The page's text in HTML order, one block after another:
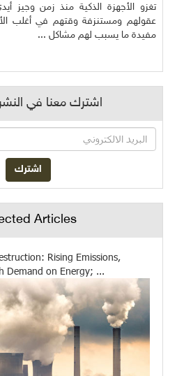
تغزو الأجهزة الذكية منذ زمن وجيز
عقولهم ومستنزفة وقتهم في أغلب
مفيدة ما يسبب لهم مشاكل ...
اشترك معنا في
Articles
Rising Emissions,
Demand on Energy; ...